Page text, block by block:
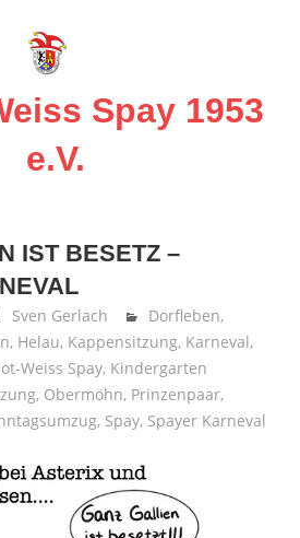
Spay 1953
e.V.
IST BESETZ –
Sven Gerlach Dorfleben,
, Helau, Kappensitzung, Karneval,
Weiss Spay, Kindergarten
, Obermöhn, Prinzenpaar,
, Spay, Spayer Karneval